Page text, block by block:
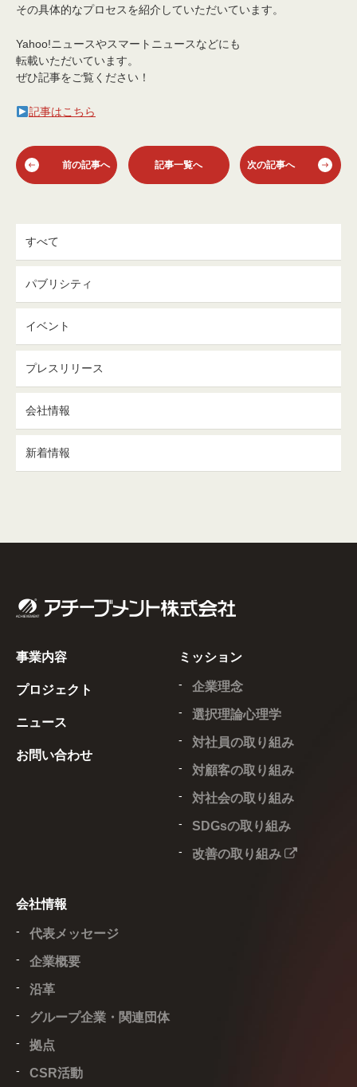
その具体的なプロセスを紹介していただいています。
Yahoo!ニュースやスマートニュースなどにも
転載いただいています。
ぜひ記事をご覧ください！
記事はこちら
前の記事へ 記事一覧へ 次の記事へ
すべて
パブリシティ
イベント
プレスリリース
会社情報
新着情報
事業内容
プロジェクト
ニュース
お問い合わせ
ミッション
企業理念
選択理論心理学
対社員の取り組み
対顧客の取り組み
対社会の取り組み
SDGsの取り組み
改善の取り組み
会社情報
代表メッセージ
企業概要
沿革
グループ企業・関連団体
拠点
CSR活動